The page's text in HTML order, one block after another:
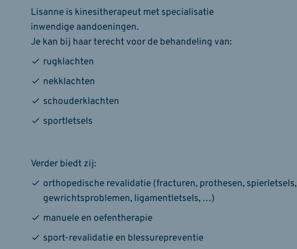
Lisanne is kinesitherapeut met specialisatie
inwendige aandoeningen.
Je kan bij haar terecht voor de behandeling van:
rugklachten
nekklachten
schouderklachten
sportletsels
Verder biedt zij:
orthopedische revalidatie (fracturen, prothesen, spierletsels,
gewrichtsproblemen, ligamentletsels, …)
manuele en oefentherapie
sport-revalidatie en blessurepreventie